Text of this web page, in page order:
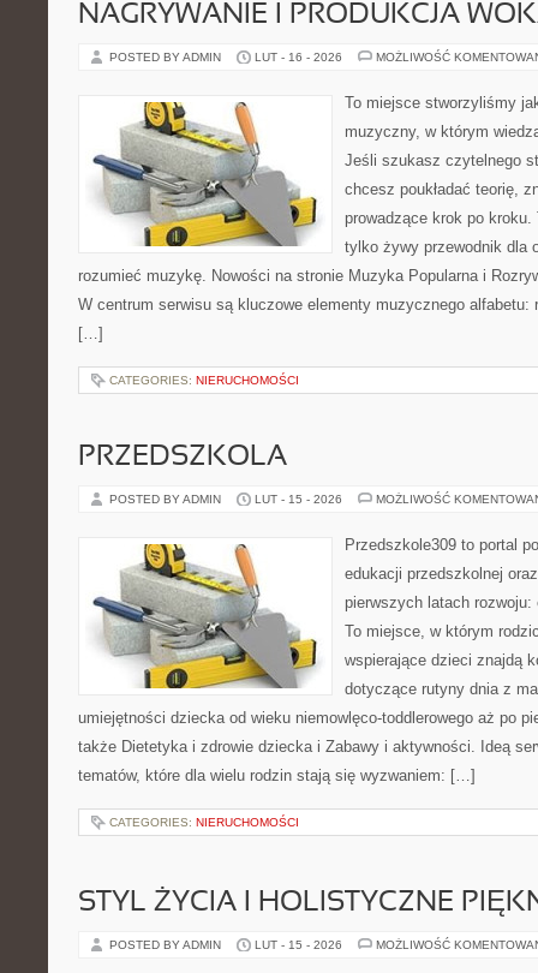
NAGRYWANIE I PRODUKCJA
POSTED BY ADMIN LUT - 16 - 2026 MOŻLIWOŚĆ
To miejsce stworzyliśmy
muzyczny, w którym
Jeśli szukasz czytelnego
chcesz poukładać teorię,
prowadzące krok po
tylko żywy przewodnik dla
rozumieć muzykę. Nowości na stronie Muzyka Popularna i
W centrum serwisu są kluczowe elementy muzycznego
[…]
CATEGORIES: NIERUCHOMOŚCI
PRZEDSZKOLA
POSTED BY ADMIN LUT - 15 - 2026 MOŻLIWOŚĆ
Przedszkole309 to portal
edukacji przedszkolnej
pierwszych latach
To miejsce, w którym
wspierające dzieci znajdą
dotyczące rutyny dnia z
umiejętności dziecka od wieku niemowlęco-toddlerowego aż po
także Dietetyka i zdrowie dziecka i Zabawy i aktywności. Ideą
tematów, które dla wielu rodzin stają się wyzwaniem: […]
CATEGORIES: NIERUCHOMOŚCI
STYL ŻYCIA I HOLISTYCZNE
POSTED BY ADMIN LUT - 15 - 2026 MOŻLIWOŚĆ